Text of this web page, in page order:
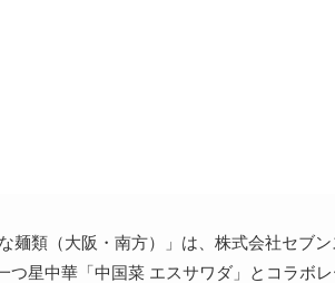
麺類（大阪・南方）」は、株式会社セブ
星中華「中国菜 エスサワダ」とコラボ